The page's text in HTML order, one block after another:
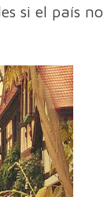
si el país no